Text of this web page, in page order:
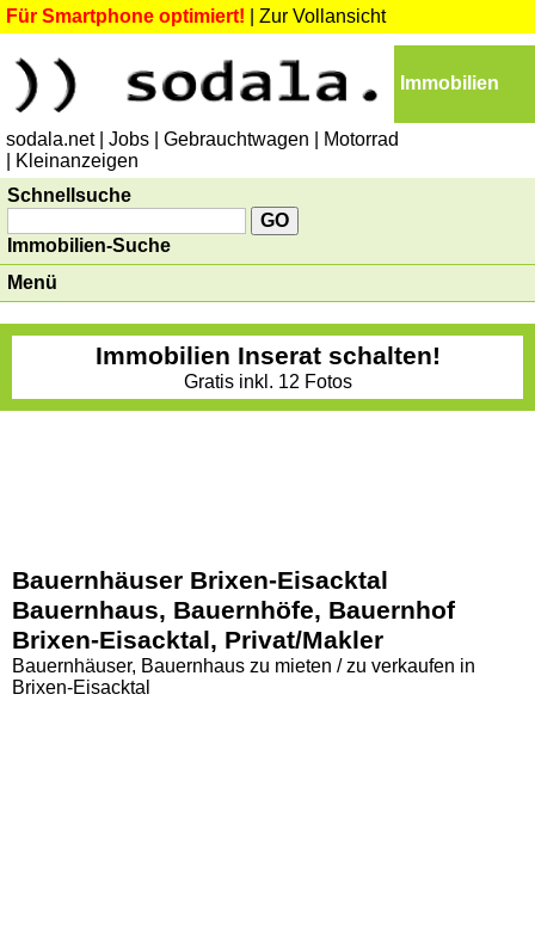
Für Smartphone optimiert! Zur Vollansicht
Immobilien
sodala.net | Jobs | Gebrauchtwagen
| Motorrad
| Kleinanzeigen
Schnellsuche
Immobilien-Suche
Menü
Immobilien Inserat schalten!
Gratis inkl. 12 Fotos
Bauernhäuser Brixen-Eisacktal
Bauernhaus, Bauernhöfe, Bauernhof
Brixen-Eisacktal, Privat/Makler
Bauernhäuser, Bauernhaus zu mieten / zu verkaufen in
Brixen-Eisacktal